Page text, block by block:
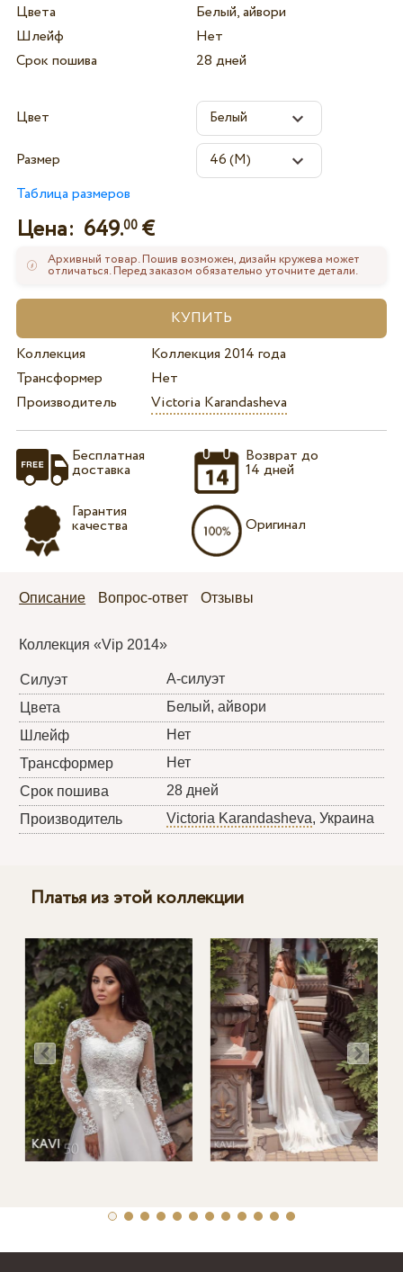
Цвета
Белый, айвори
Шлейф
Нет
Срок пошива
28 дней
Цвет
Размер
Таблица размеров
Цена: 649.00€
Архивный товар. Пошив возможен, дизайн кружева может
отличаться. Перед заказом обязательно уточните детали.
Коллекция
Коллекция 2014 года
Трансформер
Нет
Производитель
Victoria Karandasheva
Бесплатная
доставка
Гарантия
качества
Возврат до
14 дней
Оригинал
Описание Вопрос-ответ Отзывы
Коллекция «Vip 2014»
Силуэт
А-силуэт
Цвета
Белый, айвори
Шлейф
Нет
Трансформер
Нет
Срок пошива
28 дней
Производитель
Victoria Karandasheva, Украина
Платья из этой коллекции